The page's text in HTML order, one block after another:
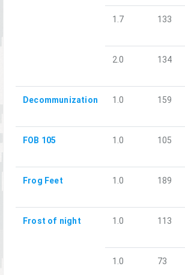
1.7 133
2.0 134
Decommunization 1.0 159
FOB 105 1.0 105
Frog Feet 1.0 189
Frost of night 1.0 113
1.0 73